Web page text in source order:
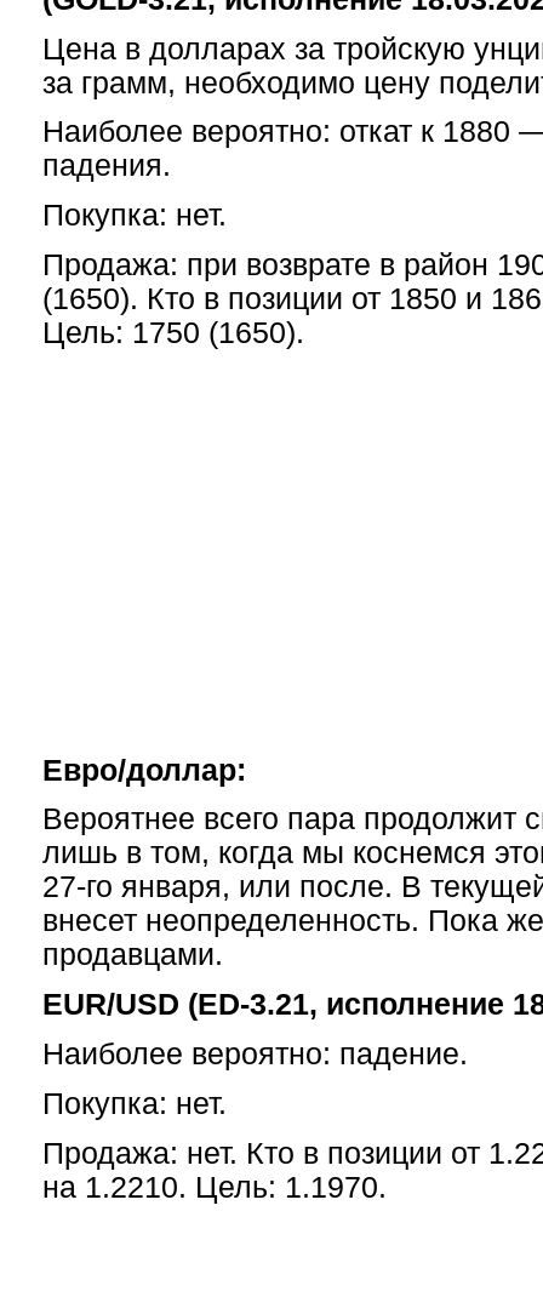
Цена в долларах за тройскую
за грамм, необходимо цену
Наиболее вероятно: откат к 1880
падения.
Покупка: нет.
Продажа: при возврате в район
(1650). Кто в позиции от 1850 и
Цель: 1750 (1650).
Евро/доллар:
Вероятнее всего пара продолжит
лишь в том, когда мы коснемся
27-го января, или после. В
внесет неопределенность. Пока
продавцами.
EUR/USD (ED-3.21, исполнение
Наиболее вероятно: падение.
Покупка: нет.
Продажа: нет. Кто в позиции от
на 1.2210. Цель: 1.1970.